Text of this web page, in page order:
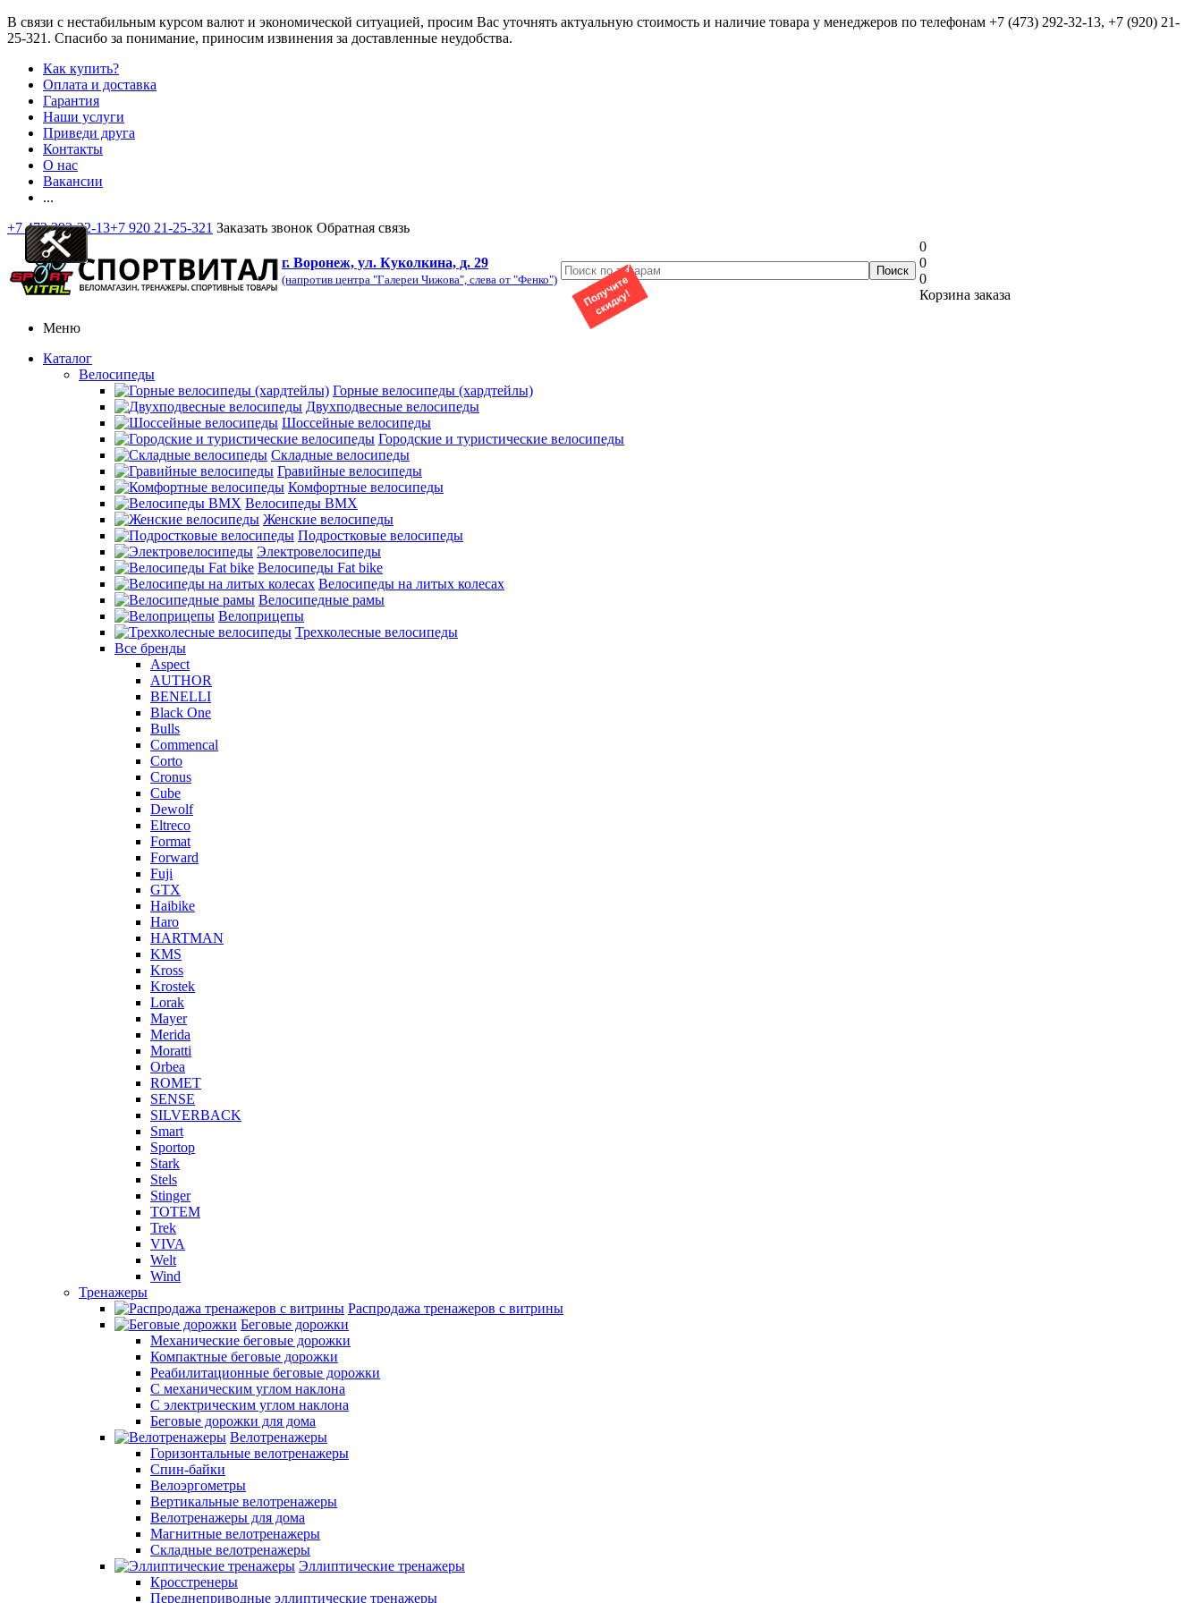
В связи с нестабильным курсом валют и экономической ситуацией, просим Вас уточнять актуальную стоимость и наличие товара у менеджеров по телефонам +7 (473) 292-32-13, +7 (920) 21-
25-321 . Спасибо за понимание, приносим извинения за доставленные неудобства.
Как купить?
Оплата и доставка
Гарантия
Наши услуги
Приведи друга
Контакты
О нас
Вакансии
...
+7 473 292-32-13+7 920 21-25-321 Заказать звонок Обратная связь
г. Воронеж, ул. Куколкина, д. 29
(напротив центра "Галереи Чижова", слева от "Фенко")
0
0
0
Корзина заказа
Меню
Каталог
Велосипеды
Горные велосипеды (хардтейлы)
Двухподвесные велосипеды
Шоссейные велосипеды
Городские и туристические велосипеды
Складные велосипеды
Гравийные велосипеды
Комфортные велосипеды
Велосипеды BMX
Женские велосипеды
Подростковые велосипеды
Электровелосипеды
Велосипеды Fat bike
Велосипеды на литых колесах
Велосипедные рамы
Велоприцепы
Трехколесные велосипеды
Все бренды
Aspect
AUTHOR
BENELLI
Black One
Bulls
Commencal
Corto
Cronus
Cube
Dewolf
Eltreco
Format
Forward
Fuji
GTX
Haibike
Haro
HARTMAN
KMS
Kross
Krostek
Lorak
Mayer
Merida
Moratti
Orbea
ROMET
SENSE
SILVERBACK
Smart
Sportop
Stark
Stels
Stinger
TOTEM
Trek
VIVA
Welt
Wind
Тренажеры
Распродажа тренажеров с витрины
Беговые дорожки
Механические беговые дорожки
Компактные беговые дорожки
Реабилитационные беговые дорожки
С механическим углом наклона
С электрическим углом наклона
Беговые дорожки для дома
Велотренажеры
Горизонтальные велотренажеры
Спин-байки
Велоэргометры
Вертикальные велотренажеры
Велотренажеры для дома
Магнитные велотренажеры
Складные велотренажеры
Эллиптические тренажеры
Кросстренеры
Переднеприводные эллиптические тренажеры